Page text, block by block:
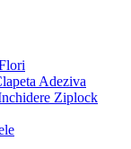
Adeziva
Ziplock